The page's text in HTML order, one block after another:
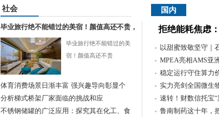
社会
毕业旅行绝不能错过的美宿！颜值高还不贵，
毕业旅行绝不能错过的美
宿！颜值高还不贵
体育消费场景日渐丰富 强兴趣导向彰显个
分析梯式桥架厂家面临的挑战和应
不锈钢储罐的广泛应用：探究其在化工、食
国内
拒绝能耗焦虑
以甜蜜致敬坚守｜
MPEA亮相AMS亚
稳定运行守住算力
实力亮剑全国微生
速转！财数信托宝
鲁南制药这十年，